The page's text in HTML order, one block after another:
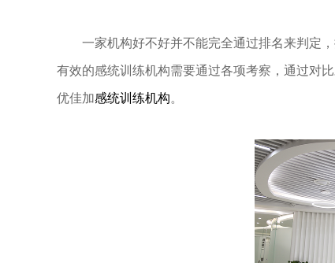
一家机构好不好并不能完全通过排名来判定，
有效的感统训练机构需要通过各项考察，通过对
优佳加感统训练机构。